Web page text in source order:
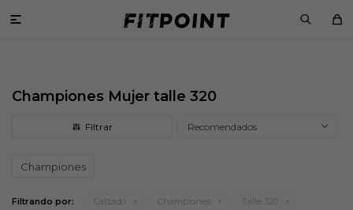

Championes Mujer talle 320
Recomendados
Championes
Filtrando por: Calzado Championes Talle 320